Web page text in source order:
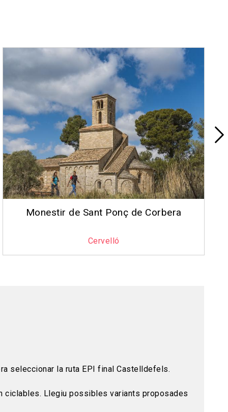
2
Vallirana
seleccionar la ruta EPI final Castelldefels.
ciclables. Llegiu possibles variants proposades